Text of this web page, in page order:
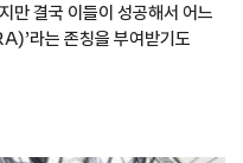
만 결국 이들이 성공해서 어느
라는 존칭을 부여받기도